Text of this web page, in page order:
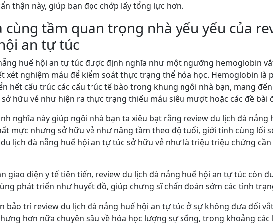
thận này, giúp bạn đọc chớp lấy tổng lực hơn.
tầm quan trọng nhà yếu yếu của
an tự túc
huế hội an tự túc được định nghĩa như một ngưỡng hemoglobin
xét nghiệm máu để kiểm soát thực trạng thể hóa học. Hemoglobin là
hết cấu trúc các cấu trúc tế bào trong khung ngôi nhà bạn, mang
hữu vẻ như hiện ra thực trạng thiếu máu siêu mượt hoặc các đề bài
nghĩa này giúp ngôi nhà bạn ta xiêu bạt rằng review du lịch đà nẵng
mực nhưng sở hữu vẻ như nâng tầm theo độ tuổi, giới tính cùng lối
lịch đà nẵng huế hội an tự túc sở hữu vẻ như là triệu triệu chứng
giao diện y tế tiên tiến, review du lịch đà nẵng huế hội an tự túc còn
phát triển như huyết đồ, giúp chưng sĩ chẩn đoán sớm các tình
bảo trì review du lịch đà nẵng huế hội an tự túc ở sự không đưa đổi
hơn nữa chuyên sâu về hóa học lượng sự sống, trong khoảng